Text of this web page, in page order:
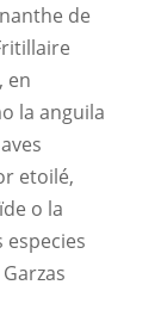
de
en
la anguila
etoilé,
o la
especies